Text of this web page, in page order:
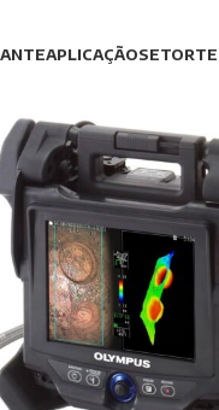
APLICAÇÃOSETOR